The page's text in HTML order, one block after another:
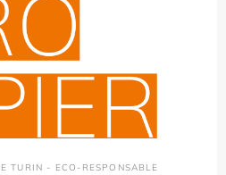
TURIN - ECO-RESPONSABLE